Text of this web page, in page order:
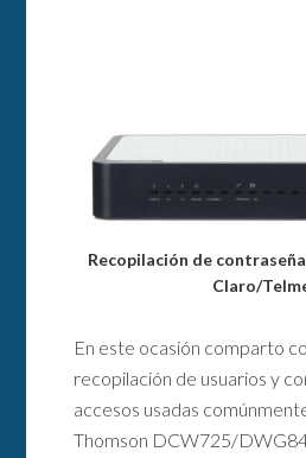
Recopilación de
Claro/
En este ocasión comparto
recopilación de usuarios y
accesos usadas
Thomson DCW725/